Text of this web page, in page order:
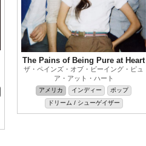
The Pains of Being Pure at Heart
ザ・ペインズ・オブ・ビーイング・ピュ
ア・アット・ハート
アメリカ インディー
ポップ
ドリーム / シューゲイザー